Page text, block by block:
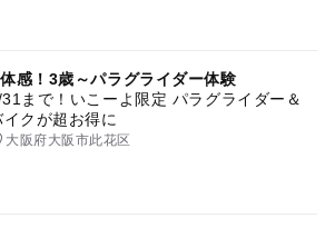
感！3歳～パラグライダー体験
まで！いこーよ限定 パラグライダー＆
イクが超お得に
大阪府大阪市此花区